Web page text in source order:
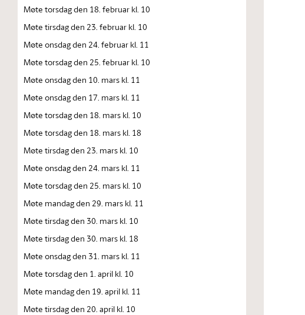
Møte torsdag den 18. februar kl. 10
Møte tirsdag den 23. februar kl. 10
Møte onsdag den 24. februar kl. 11
Møte torsdag den 25. februar kl. 10
Møte onsdag den 10. mars kl. 11
Møte onsdag den 17. mars kl. 11
Møte torsdag den 18. mars kl. 10
Møte torsdag den 18. mars kl. 18
Møte tirsdag den 23. mars kl. 10
Møte onsdag den 24. mars kl. 11
Møte torsdag den 25. mars kl. 10
Møte mandag den 29. mars kl. 11
Møte tirsdag den 30. mars kl. 10
Møte tirsdag den 30. mars kl. 18
Møte onsdag den 31. mars kl. 11
Møte torsdag den 1. april kl. 10
Møte mandag den 19. april kl. 11
Møte tirsdag den 20. april kl. 10